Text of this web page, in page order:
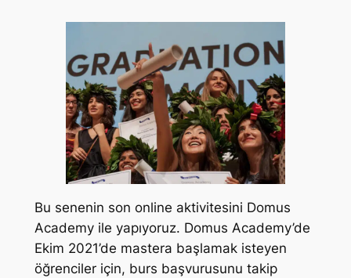
Bu senenin son online aktivitesini Domus
Academy ile yapıyoruz. Domus Academy’de
Ekim 2021’de mastera başlamak isteyen
öğrenciler için, burs başvurusunu takip